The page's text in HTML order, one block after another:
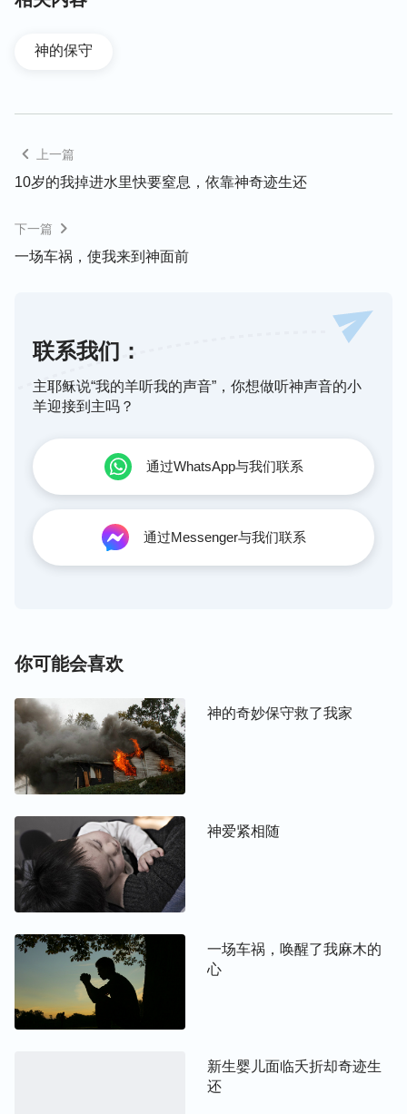
感受到神话语的权柄和信实，连连感谢神。
救。可女儿的手机不知被甩到哪儿去了，无法与外界
联系。我想打开车门，可怎么都打不开，就看看车外
地堎堵住打不开，根本无法看见路面上有没有行人，
到从未有过的无助，心想：我们几个被困在车里出不
去，外面又下这么大的雨，路上没有行人，不会有人
办啊？我心里就像燃着一团火一样焦灼，却又束手无
情况很危急，没有人能来帮助我们，我该怎么办呢？
神啊，愿你给我们开辟出路吧！”这时，我想到神的
话说：“人的心、人的灵在神的掌握之中，人的一切
生活也都在神的眼目之中，无论你是否相信这一切，
然而，任何一样东西，或是有生命的，或是死的东
都在神的掌握之中，刚才我已经看到神的保守，现在
我们被困于此，路人会不会来救我们，小女儿会不会
有生命危险都由神说了算，我只愿在这样的环境中依
靠神，顺服神的安排，相信神会带领我们走出这个困
境。
祷告后不一会儿，就听见有人在上面喊：“赶紧把车
门打开。”一刹那，我激动得泪水夺眶而出，没想到
这么大的雨，况且又在这么偏僻的地方，神竟然调动
人来帮助我们，神真是太全能了！只见一个中年男人
一步一滑地走到车前，用力把车门拉开。这时路面上
车也到了。看着众人纷纷帮忙，我心里有说不出的感
激，在我认为不可能有人的情况下，神竟然调动了这
么多人，而且我们不认识，他们却能冒雨倾力相救，
这都是神的大能和爱呀！
回过神儿，环顾四周，发现我们相撞的地方离地里足
神的保守
上一篇
10岁的我掉进水里快要窒息，依靠神奇迹生还
下一篇
一场车祸，使我来到神面前
联系我们：
主耶稣说“我的羊听我的声音”，你想做听神声音的小
羊迎接到主吗？
通过WhatsApp与我们联系
通过Messenger与我们联系
你可能会喜欢
神的奇妙保守救了我家
神爱紧相随
一场车祸，唤醒了我麻木的
心
新生婴儿面临夭折却奇迹生
还